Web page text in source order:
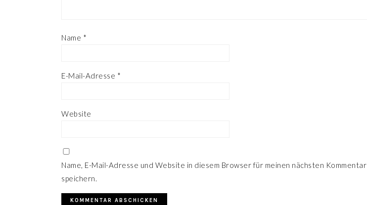
Name *
E-Mail-Adresse *
Website
Name, E-Mail-Adresse und Website in diesem Browser für meinen nächsten Kommentar
speichern.